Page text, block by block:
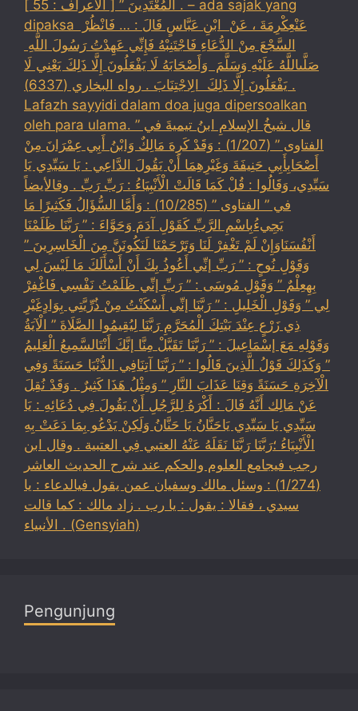
الْمُعْتَدِينَ ” [ الأعراف : 55 ] . – ada sajak yang
dipaksa ‏عَنْ‏‏عِكْرِمَةَ ‏، ‏عَنْ ‏ ‏ابْنِ عَبَّاسٍ ‏‏قَالَ : … فَانْظُرْ ‏‏
السَّجْعَ ‏‏مِنْ الدُّعَاءِ فَاجْتَنِبْهُ فَإِنِّي عَهِدْتُ رَسُولَ اللَّهِ ‏
‏صَلَّىاللَّهُ عَلَيْهِ وَسَلَّمَ ‏ ‏وَأَصْحَابَهُ لَا يَفْعَلُونَ إِلَّا ذَلِكَ ‏‏يَعْنِي لَا
يَفْعَلُونَ إِلَّا ذَلِكَ ‏ ‏الِاجْتِنَابَ . رواه البخاري (6337) .
Lafazh sayyidi dalam doa juga dipersoalkan
oleh para ulama. قال شيخُ الإسلامِ ابنُ تيميةَ في ”
الفتاوى ” (1/207) : وَقَدْ كَرِهَ مَالِكٌ وَابْنُ أَبِي عِمْرَانَ مِنْ
أَصْحَابِأَبِي حَنِيفَةَ وَغَيْرِهِمَا أَنْ يَقُولَ الدَّاعِي : يَا سَيِّدِي يَا
سَيِّدِي، وَقَالُوا : قُلْ كَمَا قَالَتْ الْأَنْبِيَاءُ : رَبِّ رَبِّ . وقالأيضاً
في ” الفتاوى ” (10/285) : وَأَمَّا السُّؤَالُ فَكَثِيرًا مَا
يَجِيءُبِاسْمِ الرَّبِّ كَقَوْلِ آدَمَ وَحَوَّاءَ : ” رَبَّنَا ظَلَمْنَا
أَنْفُسَنَاوَإِنْ لَمْ تَغْفِرْ لَنَا وَتَرْحَمْنَا لَنَكُونَنَّ مِنَ الْخَاسِرِينَ ”
وَقَوْلِ نُوحٍ : ” رَبِّ إنِّي أَعُوذُ بِكَ أَنْ أَسْأَلَكَ مَا لَيْسَ لِي
بِهِعِلْمٌ ” وَقَوْلِ مُوسَى : ” رَبِّ إنِّي ظَلَمْتُ نَفْسِي فَاغْفِرْ
لِي ” وَقَوْلِ الْخَلِيلِ : ” رَبَّنَا إنِّي أَسْكَنْتُ مِنْ ذُرِّيَّتِي بِوَادٍغَيْرِ
ذِي زَرْعٍ عِنْدَ بَيْتِكَ الْمُحَرَّمِ رَبَّنَا لِيُقِيمُوا الصَّلَاةَ ” الْآيَةُ
وَقَوْلِهِ مَعَ إسْمَاعِيلَ : ” رَبَّنَا تَقَبَّلْ مِنَّا إنَّكَ أَنْتَالسَّمِيعُ الْعَلِيمُ
” وَكَذَلِكَ قَوْلُ الَّذِينَ قَالُوا : ” رَبَّنَا آتِنَافِي الدُّنْيَا حَسَنَةً وَفِي
الْآخِرَةِ حَسَنَةً وَقِنَا عَذَابَ النَّارِ ” وَمِثْلُ هَذَا كَثِيرٌ . وَقَدْ نُقِلَ
عَنْ مَالِك أَنَّهُ قَالَ : أَكْرَهُ لِلرَّجُلِ أَنْ يَقُولَ فِي دُعَائِهِ : يَا
سَيِّدِي يَا سَيِّدِي يَاحَنَّانُ يَا حَنَّانُ وَلَكِنْ يَدْعُو بِمَا دَعَتْ بِهِ
الْأَنْبِيَاءُ ؛رَبَّنَا رَبَّنَا نَقَلَهُ عَنْهُ العتبي فِي العتبية . وقال ابن
رجب فيجامع العلوم والحكم عند شرح الحديث العاشر
(1/274) : وسئل مالك وسفيان عمن يقول فيالدعاء : يا
سيدي ، فقالا : يقول : يا رب . زاد مالك : كما قالت
الأنبياء . (Gensyiah)
Pengunjung